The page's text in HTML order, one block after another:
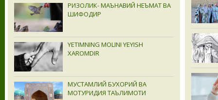
РИЗОЛИК- МАЪНАВИЙ НЕЪМАТ ВА
ШИФОДИР
YETIMNING MOLINI YEYISH
XAROMDIR
МУСТАМЛИЙ БУХОРИЙ ВА
МОТУРИДИЯ ТАЪЛИМОТИ